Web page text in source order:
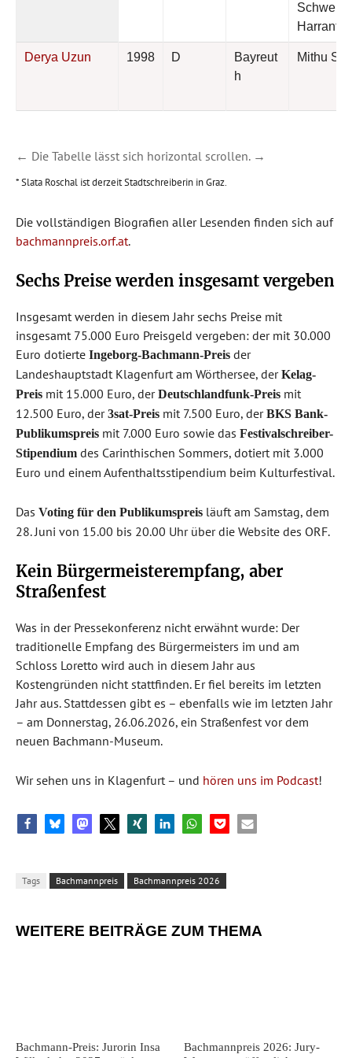
Schwens-
Harrant
Derya Uzun 1998 D
Bayreut
h
Mithu
← Die Tabelle lässt sich horizontal scrollen. →
* Slata Roschal ist derzeit Stadtschreiberin in Graz.
Die vollständigen Biografien aller Lesenden finden sich auf
bachmannpreis.orf.at.
Sechs Preise werden insgesamt vergeben
Insgesamt werden in diesem Jahr sechs Preise mit
insgesamt 75.000 Euro Preisgeld vergeben: der mit 30.000
Euro dotierte Ingeborg-Bachmann-Preis der
Landeshauptstadt Klagenfurt am Wörthersee, derKelag-
Preis mit 15.000 Euro, derDeutschlandfunk-Preis mit
12.500 Euro, der3sat-Preis mit 7.500 Euro, derBKS Bank-
Publikumspreis mit 7.000 Euro sowie das Festivalschreiber-
Stipendium des Carinthischen Sommers, dotiert mit 3.000
Euro und einem Aufenthalts­stipendium beim Kulturfestival.
Das Voting für den Publikumspreis läuft am Samstag, dem
28. Juni von 15.00 bis 20.00 Uhr über die Website des ORF.
Kein Bürgermeisterempfang, aber
Straßenfest
Was in der Pressekonferenz nicht erwähnt wurde: Der
traditionelle Empfang des Bürgermeisters im und am
Schloss Loretto wird auch in diesem Jahr aus
Kostengründen nicht stattfinden. Er fiel bereits im letzten
Jahr aus. Stattdessen gibt es – ebenfalls wie im letzten Jahr
– am Donnerstag, 26.06.2026, ein Straßenfest vor dem
neuen Bachmann-Museum.
Wir sehen uns in Klagenfurt – und hören uns im Podcast!
Tags Bachmannpreis Bachmannpreis 2026
WEITERE BEITRÄGE ZUM THEMA
Bachmann-Preis: Jurorin Insa
Bachmannpreis 2026: Jury-